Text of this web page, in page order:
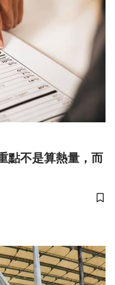
點不是算熱量，而
儲